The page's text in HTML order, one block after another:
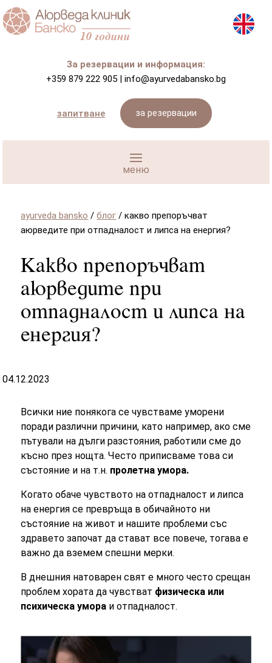
За резервации и информация:
+359 879 222 905 | info@ayurvedabansko.bg
запитване за резервации
ayurveda bansko /блог /какво препоръчват
аюрведите при отпадналост и липса на енергия?
Какво препоръчват
аюрведите при
отпадналост и липса на
енергия?
04.12.2023
Всички ние понякога се чувстваме уморени
поради различни причини, като например, ако сме
пътували на дълги разстояния, работили сме до
късно през нощта. Често приписваме това си
състояние и на т.н. пролетна умора.
Когато обаче чувството на отпадналост и липса
на енергия се превръща в обичайното ни
състояние на живот и нашите проблеми със
здравето започат да стават все повече, тогава е
важно да вземем спешни мерки.
В днешния натоварен свят е много често срещан
проблем хората да чувстват физическа или
психическа умора и отпадналост.